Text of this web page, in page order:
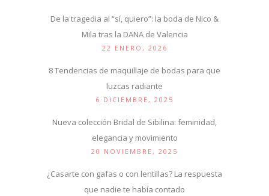
De la tragedia al “sí, quiero”: la boda de Nico &
Mila tras la DANA de Valencia
22 ENERO, 2026
8 Tendencias de maquillaje de bodas para que
luzcas radiante
6 DICIEMBRE, 2025
Nueva colección Bridal de Sibilina: feminidad,
elegancia y movimiento
20 NOVIEMBRE, 2025
¿Casarte con gafas o con lentillas? La respuesta
que nadie te había contado